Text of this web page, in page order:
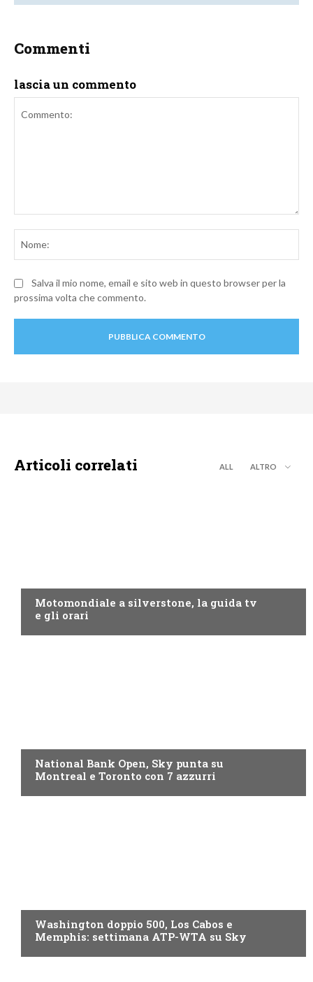
Commenti
lascia un commento
Salva il mio nome, email e sito web in questo browser per la
prossima volta che commento.
Articoli correlati ALL ALTRO
Motomondiale a silverstone, la guida tv
e gli orari
National Bank Open, Sky punta su
Montreal e Toronto con 7 azzurri
Washington doppio 500, Los Cabos e
Memphis: settimana ATP-WTA su Sky